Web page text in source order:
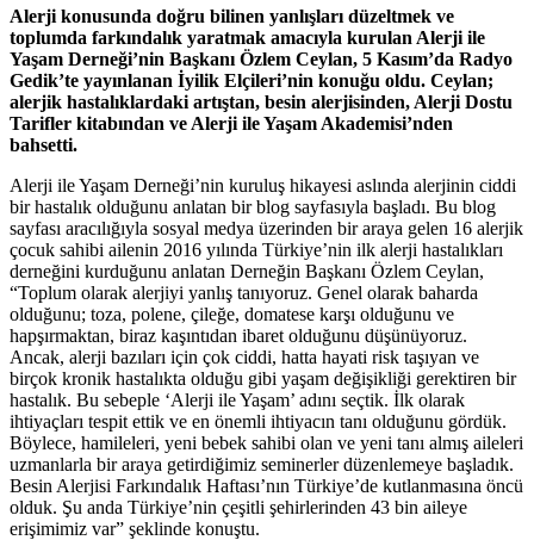
Alerji konusunda doğru bilinen yanlışları düzeltmek ve
toplumda farkındalık yaratmak amacıyla kurulan Alerji ile
Yaşam Derneği’nin Başkanı Özlem Ceylan, 5 Kasım’da Radyo
Gedik’te yayınlanan İyilik Elçileri’nin konuğu oldu. Ceylan;
alerjik hastalıklardaki artıştan, besin alerjisinden, Alerji Dostu
Tarifler kitabından ve Alerji ile Yaşam Akademisi’nden
bahsetti.
Alerji ile Yaşam Derneği’nin kuruluş hikayesi aslında alerjinin ciddi
bir hastalık olduğunu anlatan bir blog sayfasıyla başladı. Bu blog
sayfası aracılığıyla sosyal medya üzerinden bir araya gelen 16 alerjik
çocuk sahibi ailenin 2016 yılında Türkiye’nin ilk alerji hastalıkları
derneğini kurduğunu anlatan Derneğin Başkanı Özlem Ceylan,
“Toplum olarak alerjiyi yanlış tanıyoruz. Genel olarak baharda
olduğunu; toza, polene, çileğe, domatese karşı olduğunu ve
hapşırmaktan, biraz kaşıntıdan ibaret olduğunu düşünüyoruz.
Ancak, alerji bazıları için çok ciddi, hatta hayati risk taşıyan ve
birçok kronik hastalıkta olduğu gibi yaşam değişikliği gerektiren bir
hastalık. Bu sebeple ‘Alerji ile Yaşam’ adını seçtik. İlk olarak
ihtiyaçları tespit ettik ve en önemli ihtiyacın tanı olduğunu gördük.
Böylece, hamileleri, yeni bebek sahibi olan ve yeni tanı almış aileleri
uzmanlarla bir araya getirdiğimiz seminerler düzenlemeye başladık.
Besin Alerjisi Farkındalık Haftası’nın Türkiye’de kutlanmasına öncü
olduk. Şu anda Türkiye’nin çeşitli şehirlerinden 43 bin aileye
erişimimiz var” şeklinde konuştu.